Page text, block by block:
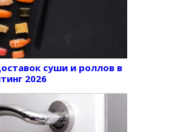
суши и роллов в
2026